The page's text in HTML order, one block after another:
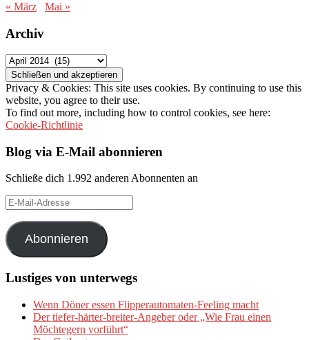
« März
Mai »
Archiv
Archiv
Privacy & Cookies: This site uses cookies. By continuing to use this
website, you agree to their use.
To find out more, including how to control cookies, see here:
Cookie-Richtlinie
Blog via E-Mail abonnieren
Schließe dich 1.992 anderen Abonnenten an
E-
Mail-
Adresse
Abonnieren
Lustiges von unterwegs
Wenn Döner essen Flipperautomaten-Feeling macht
Der tiefer-härter-breiter-Angeber oder „Wie Frau einen
Möchtegern vorführt“